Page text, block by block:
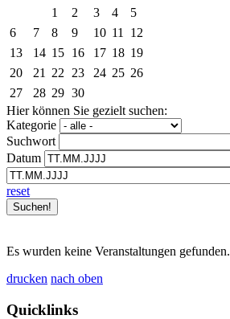
1
2 3 4
5
6
7 8 9 10 11
12
13
14 15 16 17 18 19
20
21 22 23 24 25 26
27
28 29 30
Hier können Sie gezielt suchen:
Kategorie
Suchwort
Datum
reset
Es wurden keine Veranstaltungen gefunden.
drucken nach oben
Quicklinks